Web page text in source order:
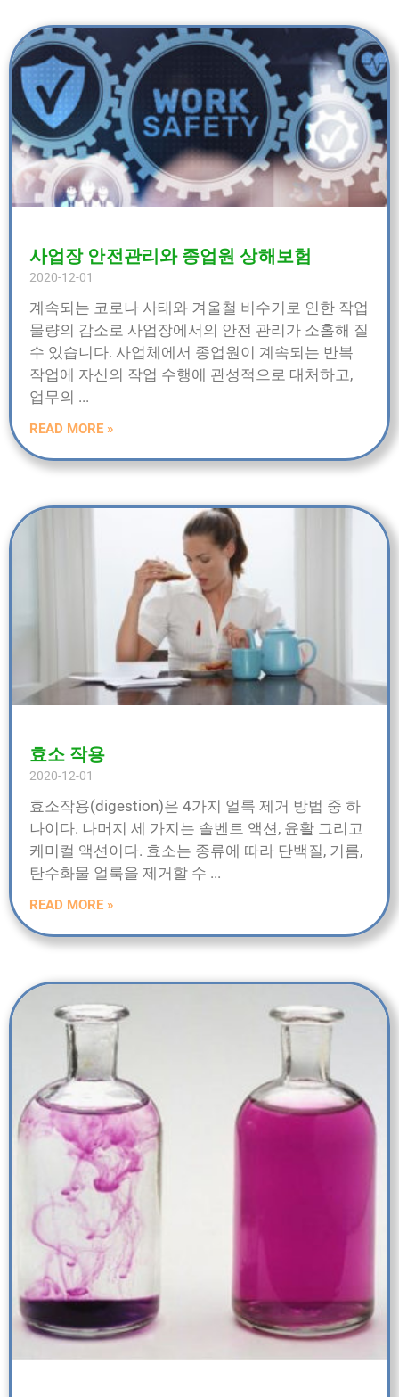
사업장 안전관리와 종업원 상해보험
2020-12-01
계속되는 코로나 사태와 겨울철 비수기로 인한 작업
물량의 감소로 사업장에서의 안전 관리가 소홀해 질
수 있습니다. 사업체에서 종업원이 계속되는 반복
작업에 자신의 작업 수행에 관성적으로 대처하고,
업무의
READ MORE »
효소 작용
2020-12-01
효소작용(digestion)은 4가지 얼룩 제거 방법 중 하
나이다. 나머지 세 가지는 솔벤트 액션, 윤활 그리고
케미컬 액션이다. 효소는 종류에 따라 단백질, 기름,
탄수화물 얼룩을 제거할 수
READ MORE »